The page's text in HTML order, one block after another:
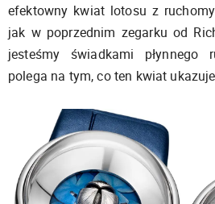
efektowny kwiat lotosu z
jak w poprzednim zegarku od
jesteśmy świadkami płynnego
polega na tym, co ten kwiat